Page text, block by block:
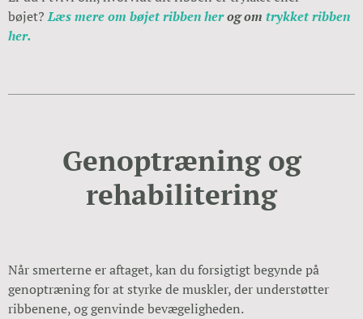
bøjet?Læs mere om bøjet ribben herogom trykket ribben
her.
Genoptræning og
rehabilitering
Når smerterne er aftaget, kan du forsigtigt begynde på
genoptræning for at styrke de muskler, der understøtter
ribbenene, og genvinde bevægeligheden.